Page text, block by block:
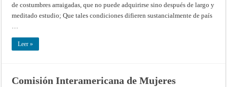
(Séptima
Conferencia
Internacional
de costumbres arraigadas, que no puede adquirirse sino después de largo y
meditado estudio; Que tales condiciones difieren sustancialmente de país
Leer »
Comisión Interamericana de Mujeres